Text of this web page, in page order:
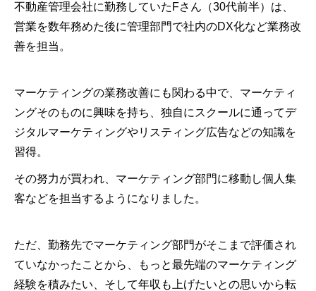
不動産管理会社に勤務していたFさん（30代前半）は、
営業を数年務めた後に管理部門で社内のDX化など業務改
善を担当。
マーケティングの業務改善にも関わる中で、マーケティ
ングそのものに興味を持ち、独自にスクールに通ってデ
ジタルマーケティングやリスティング広告などの知識を
習得。
その努力が買われ、マーケティング部門に移動し個人集
客などを担当するようになりました。
ただ、勤務先でマーケティング部門がそこまで評価され
ていなかったことから、もっと最先端のマーケティング
経験を積みたい、そして年収も上げたいとの思いから転